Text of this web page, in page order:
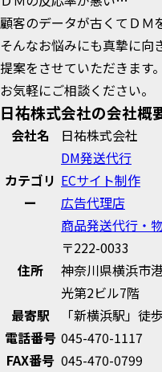
顧客のデータが古くてＤＭ
そんなお悩みにも真摯に向
提案をさせていただきます。
お気軽にご相談ください。
日祐株式会社の会社概
会社名 日祐株式会社
カテゴリ
ー
DM発送代行
ECサイト制作
広告代理店
商品発送代行・
住所
〒222-0033
神奈川県横浜市
光第2ビル7階
最寄駅
「新横浜駅」徒
電話番号 045-470-1117
FAX番号 045-470-0799